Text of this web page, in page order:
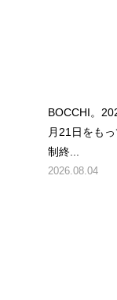
BOCCHI。
月21日をも
制終...
2026.08.04